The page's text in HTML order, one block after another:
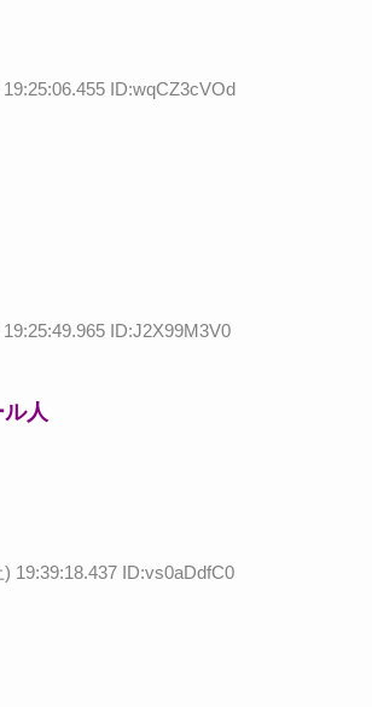
ID:wqCZ3cVOd
ID:J2X99M3V0
人
) 19:39:18.437 ID:vs0aDdfC0